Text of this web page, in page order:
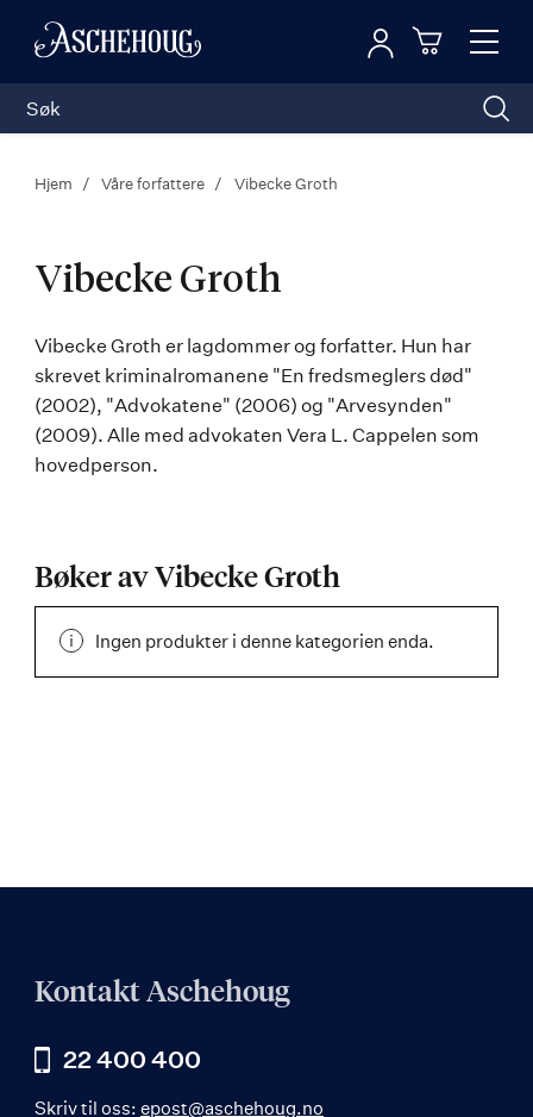
Toggle
Logg inn
Hjem Våre forfattere Vibecke Groth
Vibecke Groth
Vibecke
Groth
Vibecke Groth er lagdommer og forfatter. Hun har
skrevet kriminalromanene "En fredsmeglers død"
(2002), "Advokatene" (2006) og "Arvesynden"
(2009). Alle med advokaten Vera L. Cappelen som
hovedperson.
Bøker av Vibecke Groth
Ingen produkter i denne kategorien enda.
Kontakt Aschehoug
22 400 400
Skriv til oss: epost@aschehoug.no